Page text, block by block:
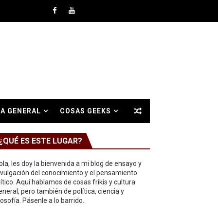
GENERAL COSAS GEEKS
ES ESTE LUGAR?
les doy la bienvenida a mi blog de ensayo y
del conocimiento y el pensamiento
Aquí hablamos de cosas frikis y cultura
pero también de política, ciencia y
Pásenle a lo barrido.